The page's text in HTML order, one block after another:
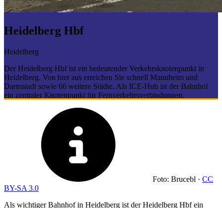
Heidelberg Hbf
Heidelberg
Der Heidelberg Hbf ist ein bedeutender Verkehrsknotenpunkt in
Heidelberg. Von hier aus erreichen Sie schnell Mannheim und
Darmstadt sowie 66 weitere Städte. Als ICE-Hub ist der Bahnhof
ein zentraler Knotenpunkt für Fernverkehrsverbindungen.
Foto: Brucebl · CC
BY-SA 3.0
Als wichtiger Bahnhof in Heidelberg ist der Heidelberg Hbf ein